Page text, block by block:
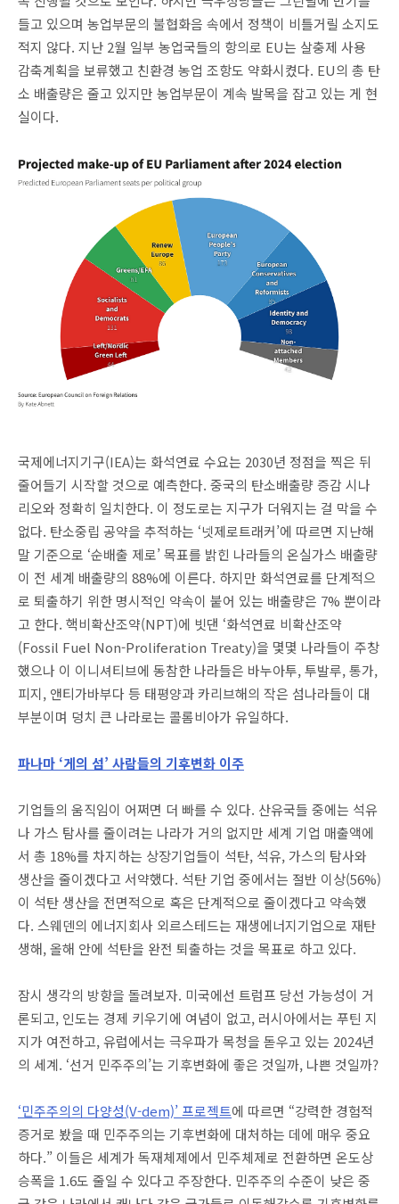
들고 있으며 농업부문의 불협화음 속에서 정책이 비틀거릴 소지도
적지 않다. 지난 2월 일부 농업국들의 항의로 EU는 살충제 사용
감축계획을 보류했고 친환경 농업 조항도 약화시켰다. EU의 총 탄
소 배출량은 줄고 있지만 농업부문이 계속 발목을 잡고 있는 게 현
실이다.
국제에너지기구(IEA)는 화석연료 수요는 2030년 정점을 찍은 뒤
줄어들기 시작할 것으로 예측한다. 중국의 탄소배출량 증감 시나
리오와 정확히 일치한다. 이 정도로는 지구가 더워지는 걸 막을 수
없다. 탄소중립 공약을 추적하는 ‘넷제로트래커’에 따르면 지난해
말 기준으로 ‘순배출 제로’ 목표를 밝힌 나라들의 온실가스 배출량
이 전 세계 배출량의 88%에 이른다. 하지만 화석연료를 단계적으
로 퇴출하기 위한 명시적인 약속이 붙어 있는 배출량은 7% 뿐이라
고 한다. 핵비확산조약(NPT)에 빗댄 ‘화석연료 비확산조약
(Fossil Fuel Non-Proliferation Treaty)을 몇몇 나라들이 주창
했으나 이 이니셔티브에 동참한 나라들은 바누아투, 투발루, 통가,
피지, 앤티가바부다 등 태평양과 카리브해의 작은 섬나라들이 대
부분이며 덩치 큰 나라로는 콜롬비아가 유일하다.
파나마 ‘게의 섬’ 사람들의 기후변화 이주
기업들의 움직임이 어쩌면 더 빠를 수 있다. 산유국들 중에는 석유
나 가스 탐사를 줄이려는 나라가 거의 없지만 세계 기업 매출액에
서 총 18%를 차지하는 상장기업들이 석탄, 석유, 가스의 탐사와
생산을 줄이겠다고 서약했다. 석탄 기업 중에서는 절반 이상(56%)
이 석탄 생산을 전면적으로 혹은 단계적으로 줄이겠다고 약속했
다. 스웨덴의 에너지회사 외르스테드는 재생에너지기업으로 재탄
생해, 올해 안에 석탄을 완전 퇴출하는 것을 목표로 하고 있다.
잠시 생각의 방향을 돌려보자. 미국에선 트럼프 당선 가능성이 거
론되고, 인도는 경제 키우기에 여념이 없고, 러시아에서는 푸틴 지
지가 여전하고, 유럽에서는 극우파가 목청을 돋우고 있는 2024년
의 세계. ‘선거 민주주의’는 기후변화에 좋은 것일까, 나쁜 것일까?
‘민주주의의 다양성(V-dem)’ 프로젝트에 따르면 “강력한 경험적
증거로 봤을 때 민주주의는 기후변화에 대처하는 데에 매우 중요
하다.” 이들은 세계가 독재체제에서 민주체제로 전환하면 온도상
승폭을 1.6도 줄일 수 있다고 주장한다. 민주주의 수준이 낮은 중